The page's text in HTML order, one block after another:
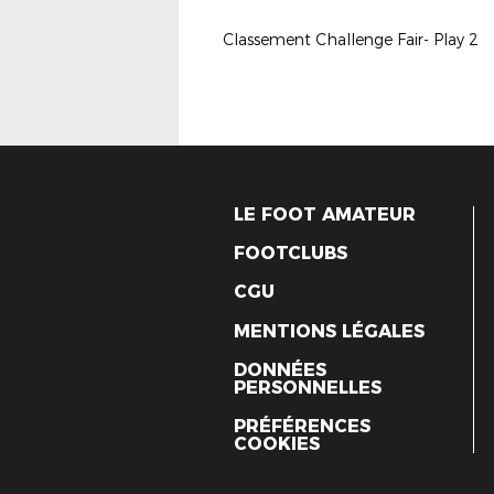
Classement Challenge Fair- Play 2
LE FOOT AMATEUR
FOOTCLUBS
CGU
MENTIONS LÉGALES
DONNÉES
PERSONNELLES
PRÉFÉRENCES
COOKIES